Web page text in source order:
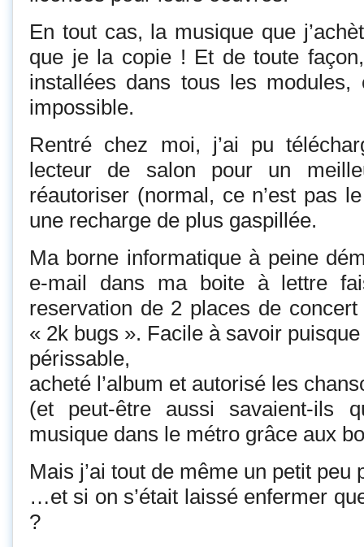
En tout cas, la musique que
que je la copie ! Et de toute
installées dans tous les
impossible.
Rentré chez moi, j’ai pu
lecteur de salon pour un
réautoriser (normal, ce n’est pas
une recharge de plus gaspillée.
Ma borne informatique à peine
e-mail dans ma boite à lettre
reservation de 2 places de
« 2k bugs ». Facile à savoir puisque
périssable,
acheté l’album et autorisé les
(et peut-être aussi savaient-ils
musique dans le métro grâce aux
Mais j’ai tout de même un petit
…et si on s’était laissé enfermer
?